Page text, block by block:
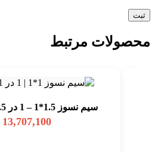
محصولات مرتبط
سیم نسوز 1.5*1 – 1 در 1.5 – 1*1.5 – 1در1.5
13,707,100